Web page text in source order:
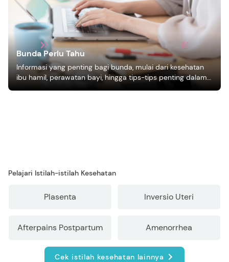
Bunda Perlu Tahu
Informasi yang penting bagi bunda, mulai dari kesehatan
ibu hamil, perawatan bayi, hingga tips-tips penting dalam
Pelajari Istilah-istilah Kesehatan
Plasenta Inversio Uteri
Afterpains Postpartum Amenorrhea
Cek istilah kesehatan lainnya